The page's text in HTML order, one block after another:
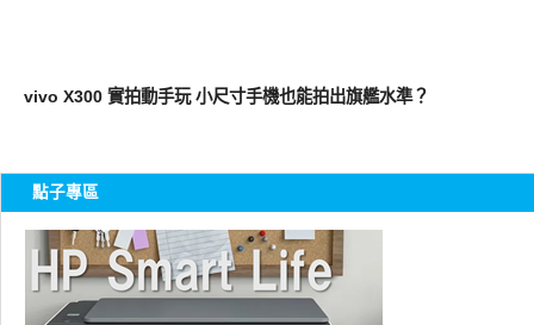
vivo X300 實拍動手玩 小尺寸手機也能拍出旗艦水準？
點子專區